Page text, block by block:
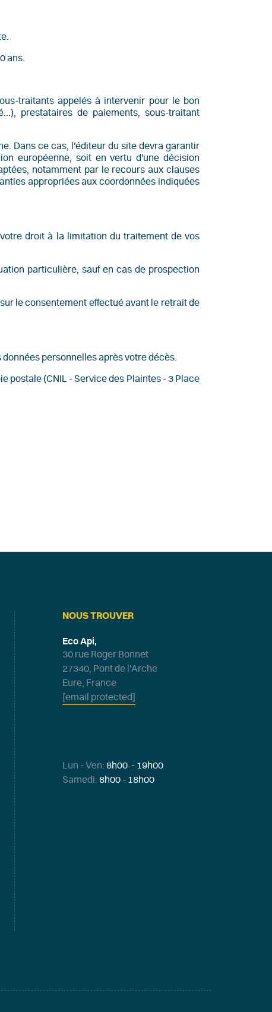
ans.
traitants appelés à intervenir pour le bon
prestataires de paiements, sous-traitant
Dans ce cas, l'éditeur du site devra garantir
européenne, soit en vertu d'une décision
notamment par le recours aux clauses
appropriées aux coordonnées indiquées
droit à la limitation du traitement de vos
particulière, sauf en cas de prospection
le consentement effectué avant le retrait de
personnelles après votre décès.
postale (CNIL - Service des Plaintes - 3 Place
NOUS TROUVER
Eco Api,
30 rue Roger Bonnet
27340, Pont de l'Arche
Eure, France
[email protected]
Lun - Ven: 8h00 - 19h00
Samedi: 8h00 - 18h00